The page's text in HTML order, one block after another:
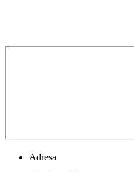
Adresa